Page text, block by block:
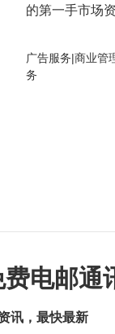
的第一手市场资
广告服务|商业管
务
电邮通
讯，最快最新